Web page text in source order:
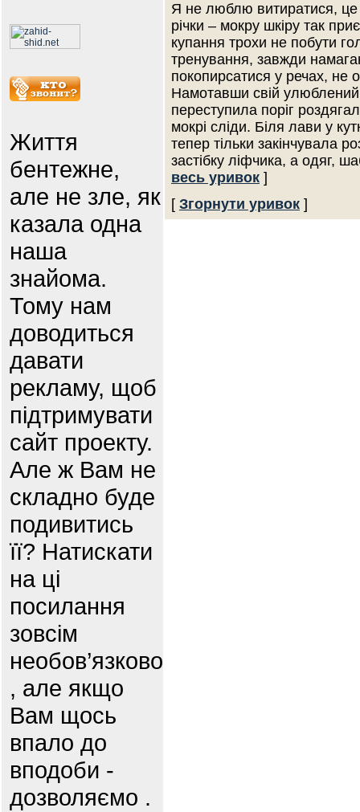
Життя
бентежне,
але не зле, як
казала одна
наша
знайома.
Тому нам
доводиться
давати
рекламу, щоб
підтримувати
сайт проекту.
Але ж Вам не
складно буде
подивитись
її? Натискати
на ці
посилання
зовсім
необов’язково
, але якщо
Вам щось
впало до
вподоби -
дозволяємо .
Я не люблю витиратися, це
річки – мокру шкіру так
купання трохи не побути
тренування, завжди
покопирсатися у речах, не
Намотавши свій
переступила поріг
мокрі сліди. Біля лави у
тепер тільки закінчувала
застібку ліфчика, а одяг,
весь уривок ]
[ Згорнути уривок ]